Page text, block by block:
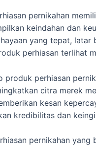
pernikahan
keindahan dan
yang tepat,
perhiasan terlihat
produk perhiasan
citra merek
kesan
kredibilitas dan
pernikahan yang